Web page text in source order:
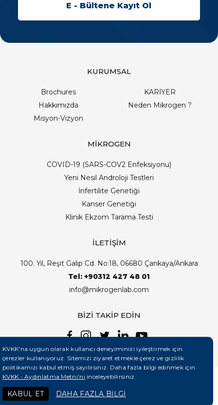
KURUMSAL
Brochures
KARİYER
Hakkımızda
Neden Mikrogen ?
Misyon-Vizyon
MİKROGEN
COVID-19 (SARS-COV2 Enfeksiyonu)
Yeni Nesil Androloji Testleri
İnfertilite Genetiği
Kanser Genetiği
Klinik Ekzom Tarama Testi
İLETİŞİM
100. Yıl, Reşit Galip Cd. No:18, 06680 Çankaya/Ankara
Tel: +90312 427 48 01
info@mikrogenlab.com
BİZİ TAKİP EDİN
Teknobay (+90 444 5 331)
KVKK'na uygun olarak kullanıcı deneyiminizi iyileştirmek için
çerezler kullanıyoruz. Sitemizi ziyaret etmekle çerez ve gizlilik
politikamızı kabul etmiş sayılırsınız. Daha fazla bilgi edinmek için
KVKK - Aydınlatma Metni'ni inceleyebilirsiniz.
KABUL ET DAHA FAZLA BİLGİ